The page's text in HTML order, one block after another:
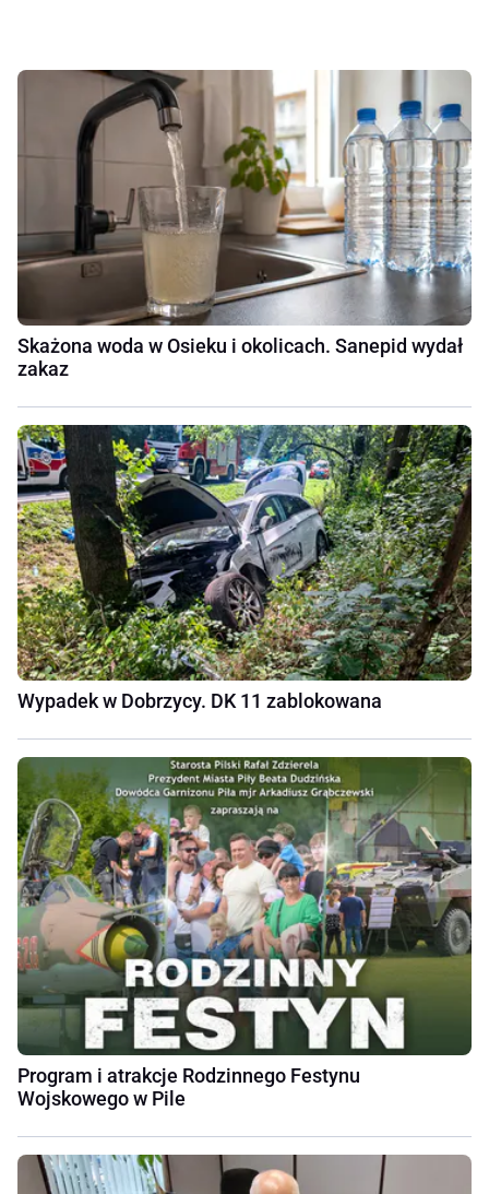
Skażona woda w Osieku i okolicach. Sanepid wydał
zakaz
Wypadek w Dobrzycy. DK 11 zablokowana
Program i atrakcje Rodzinnego Festynu
Wojskowego w Pile